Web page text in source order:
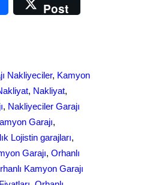
Post
Nakliyeciler, Kamyon
, Nakliyat
, Nakliyeciler Garajı
Garajı
Lojistin garajları
Garajı, Orhanlı
Kamyon Garajı